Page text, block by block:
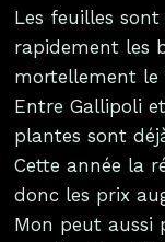
Les feuilles
rapidement les
mortellement le
Entre Gallipoli
plantes sont
Cette année la
donc les prix
Mon peut aussi